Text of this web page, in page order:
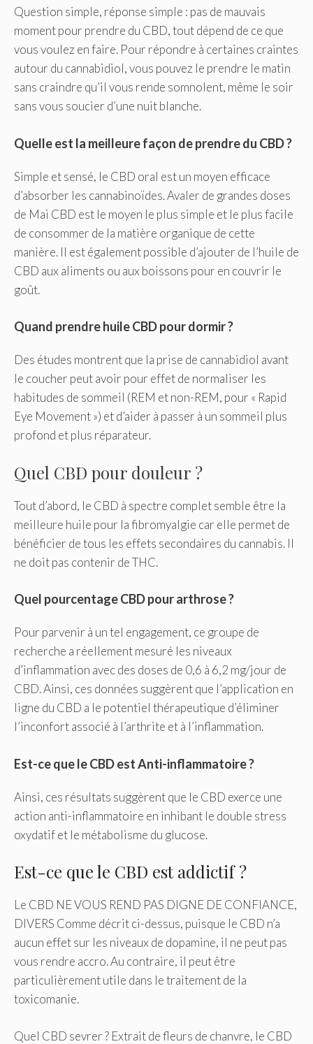
Question simple, réponse simple : pas de mauvais
moment pour prendre du CBD, tout dépend de ce que
vous voulez en faire. Pour répondre à certaines craintes
autour du cannabidiol, vous pouvez le prendre le matin
sans craindre qu’il vous rende somnolent, même le soir
sans vous soucier d’une nuit blanche.
Quelle est la meilleure façon de prendre du CBD ?
Simple et sensé, le CBD oral est un moyen efficace
d’absorber les cannabinoïdes. Avaler de grandes doses
de Mai CBD est le moyen le plus simple et le plus facile
de consommer de la matière organique de cette
manière. Il est également possible d’ajouter de l’huile de
CBD aux aliments ou aux boissons pour en couvrir le
goût.
Quand prendre huile CBD pour dormir ?
Des études montrent que la prise de cannabidiol avant
le coucher peut avoir pour effet de normaliser les
habitudes de sommeil (REM et non-REM, pour « Rapid
Eye Movement ») et d’aider à passer à un sommeil plus
profond et plus réparateur.
Quel CBD pour douleur ?
Tout d’abord, le CBD à spectre complet semble être la
meilleure huile pour la fibromyalgie car elle permet de
bénéficier de tous les effets secondaires du cannabis. Il
ne doit pas contenir de THC.
Quel pourcentage CBD pour arthrose ?
Pour parvenir à un tel engagement, ce groupe de
recherche a réellement mesuré les niveaux
d’inflammation avec des doses de 0,6 à 6,2 mg/jour de
CBD. Ainsi, ces données suggèrent que l’application en
ligne du CBD a le potentiel thérapeutique d’éliminer
l’inconfort associé à l’arthrite et à l’inflammation.
Est-ce que le CBD est Anti-inflammatoire ?
Ainsi, ces résultats suggèrent que le CBD exerce une
action anti-inflammatoire en inhibant le double stress
oxydatif et le métabolisme du glucose.
Est-ce que le CBD est addictif ?
Le CBD NE VOUS REND PAS DIGNE DE CONFIANCE,
DIVERS Comme décrit ci-dessus, puisque le CBD n’a
aucun effet sur les niveaux de dopamine, il ne peut pas
vous rendre accro. Au contraire, il peut être
particulièrement utile dans le traitement de la
toxicomanie.
Quel CBD sevrer ? Extrait de fleurs de chanvre, le CBD